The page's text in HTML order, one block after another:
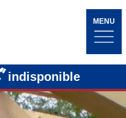
MENU
indisponible